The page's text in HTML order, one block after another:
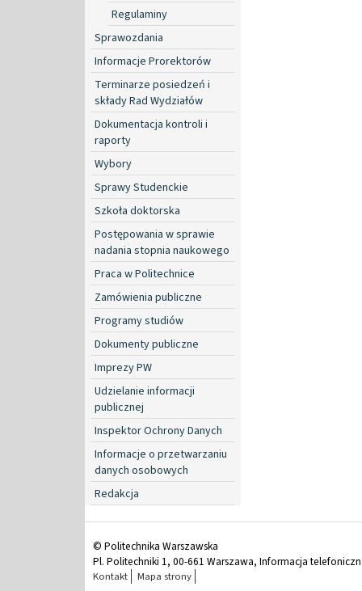
Regulaminy
Sprawozdania
Informacje Prorektorów
Terminarze posiedzeń i
składy Rad Wydziałów
Dokumentacja kontroli i
raporty
Wybory
Sprawy Studenckie
Szkoła doktorska
Postępowania w sprawie
nadania stopnia naukowego
Praca w Politechnice
Zamówienia publiczne
Programy studiów
Dokumenty publiczne
Imprezy PW
Udzielanie informacji
publicznej
Inspektor Ochrony Danych
Informacje o przetwarzaniu
danych osobowych
Redakcja
© Politechnika Warszawska
Pl. Politechniki 1, 00-661 Warszawa, Informacja
Kontakt Mapa strony